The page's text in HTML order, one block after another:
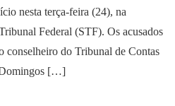
nesta terça-feira (24), na
Federal (STF). Os acusados
conselheiro do Tribunal de Contas
[…]